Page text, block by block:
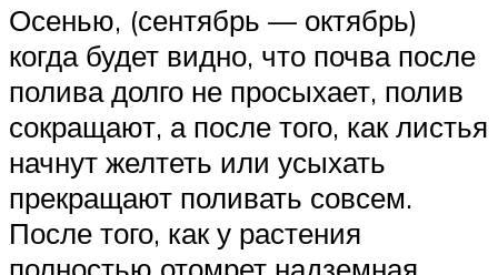
Осенью, (сентябрь — октябрь)
когда будет видно, что почва после
полива долго не просыхает, полив
сокращают, а после того, как листья
начнут желтеть или усыхать
прекращают поливать совсем.
После того, как у растения